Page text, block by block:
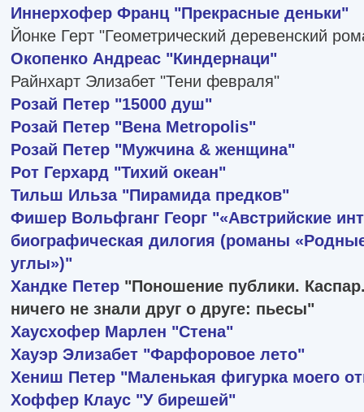
Иннерхофер Франц "Прекрасные деньки"
Йонке Герт "Геометрический деревенский
Окопенко Андреас "Киндернаци"
Райнхарт Элизабет "Тени февраля"
Розай Петер "15000 душ"
Розай Петер "Вена Metropolis"
Розай Петер "Мужчина & женщина"
Рот Герхард "Тихий океан"
Тильш Ильза "Пирамида предков"
Фишер Вольфганг Георг "«Австрийские
биографическая дилогия (романы
углы»)"
Хандке Петер "Поношение публики.
ничего не знали друг о друге: пьесы"
Хаусхофер Марлен "Стена"
Хауэр Элизабет "Фарфоровое лето"
Хениш Петер "Маленькая фигурка моего
Хоффер Клаус "У бирешей"